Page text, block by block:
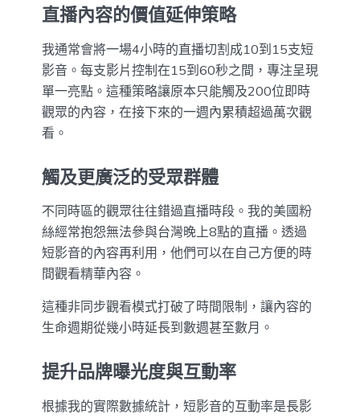
直播內容的價值延伸策略
我通常會將一場4小時的直播切割成10到15支短
影音。每支影片控制在15到60秒之間，專注呈現
單一亮點。這種策略讓原本只能觸及200位即時
觀眾的內容，在接下來的一週內累積超過萬次觀
看。
觸及更廣泛的受眾群體
不同時區的觀眾往往錯過直播時段。我的美國粉
絲經常抱怨無法參與台灣晚上8點的直播。透過
短影音的內容再利用，他們可以在自己方便的時
間觀看精華內容。
這種非同步觀看模式打破了時間限制，讓內容的
生命週期從幾小時延長到數週甚至數月。
提升品牌曝光度與互動率
根據我的實際數據統計，短影音的互動率是長影